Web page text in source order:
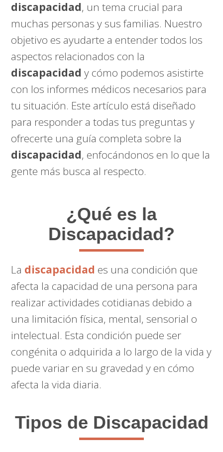
discapacidad, un tema crucial para
muchas personas y sus familias. Nuestro
objetivo es ayudarte a entender todos los
aspectos relacionados con la
discapacidady cómo podemos asistirte
con los informes médicos necesarios para
tu situación. Este artículo está diseñado
para responder a todas tus preguntas y
ofrecerte una guía completa sobre la
discapacidad, enfocándonos en lo que la
gente más busca al respecto.
¿Qué es la
Discapacidad?
La discapacidad es una condición que
afecta la capacidad de una persona para
realizar actividades cotidianas debido a
una limitación física, mental, sensorial o
intelectual. Esta condición puede ser
congénita o adquirida a lo largo de la vida y
puede variar en su gravedad y en cómo
afecta la vida diaria.
Tipos de Discapacidad